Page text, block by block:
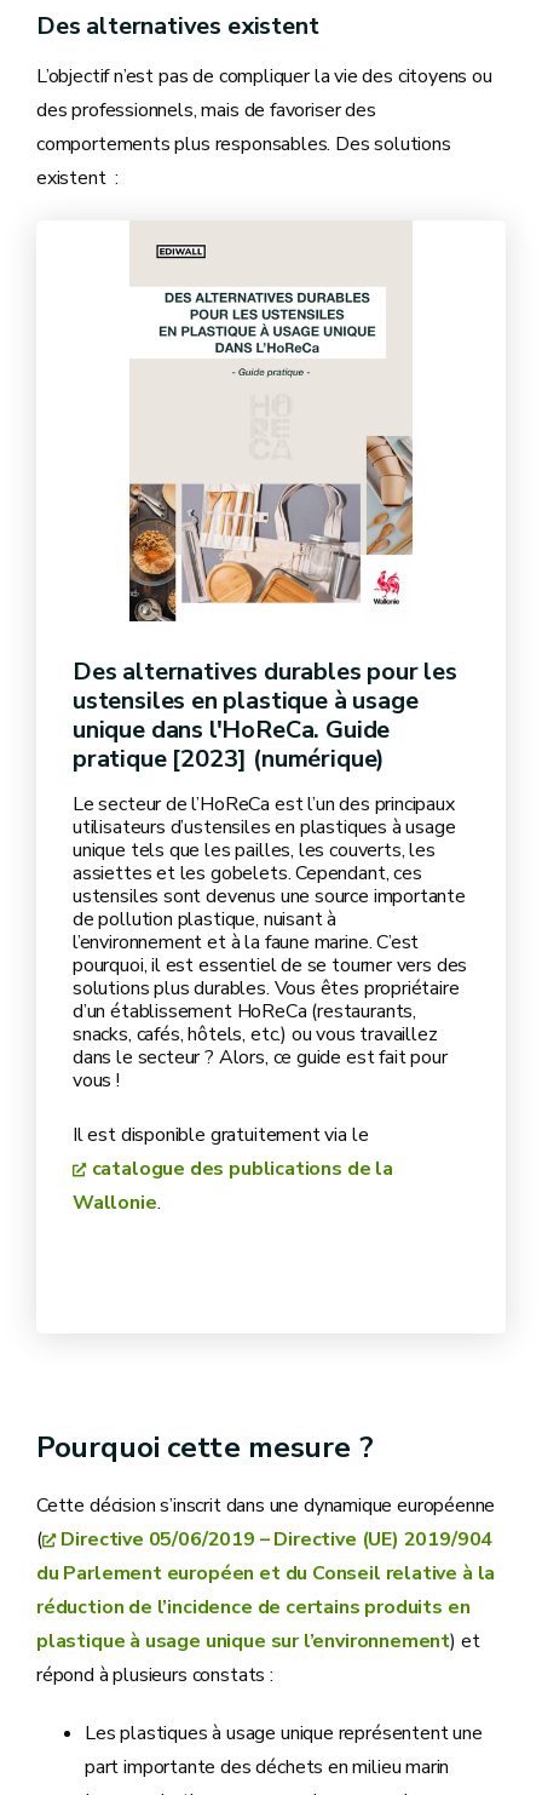
Des alternatives existent
L’objectif n’est pas de compliquer la vie des citoyens ou
des professionnels, mais de favoriser des
comportements plus responsables. Des solutions
existent :
Des alternatives durables pour les
ustensiles en plastique à usage
unique dans l'HoReCa. Guide
pratique [2023] (numérique)
Le secteur de l’HoReCa est l’un des principaux
utilisateurs d’ustensiles en plastiques à usage
unique tels que les pailles, les couverts, les
assiettes et les gobelets. Cependant, ces
ustensiles sont devenus une source importante
de pollution plastique, nuisant à
l’environnement et à la faune marine. C’est
pourquoi, il est essentiel de se tourner vers des
solutions plus durables. Vous êtes propriétaire
d’un établissement HoReCa (restaurants,
snacks, cafés, hôtels, etc.) ou vous travaillez
dans le secteur ? Alors, ce guide est fait pour
vous !
Il est disponible gratuitement via le
catalogue des publications de la
Wallonie.
Pourquoi cette mesure ?
Cette décision s’inscrit dans une dynamique européenne
(
Directive 05/06/2019 – Directive (UE) 2019/904
du Parlement européen et du Conseil relative à la
réduction de l’incidence de certains produits en
plastique à usage unique sur l’environnement) et
répond à plusieurs constats :
Les plastiques à usage unique représentent une
part importante des déchets en milieu marin